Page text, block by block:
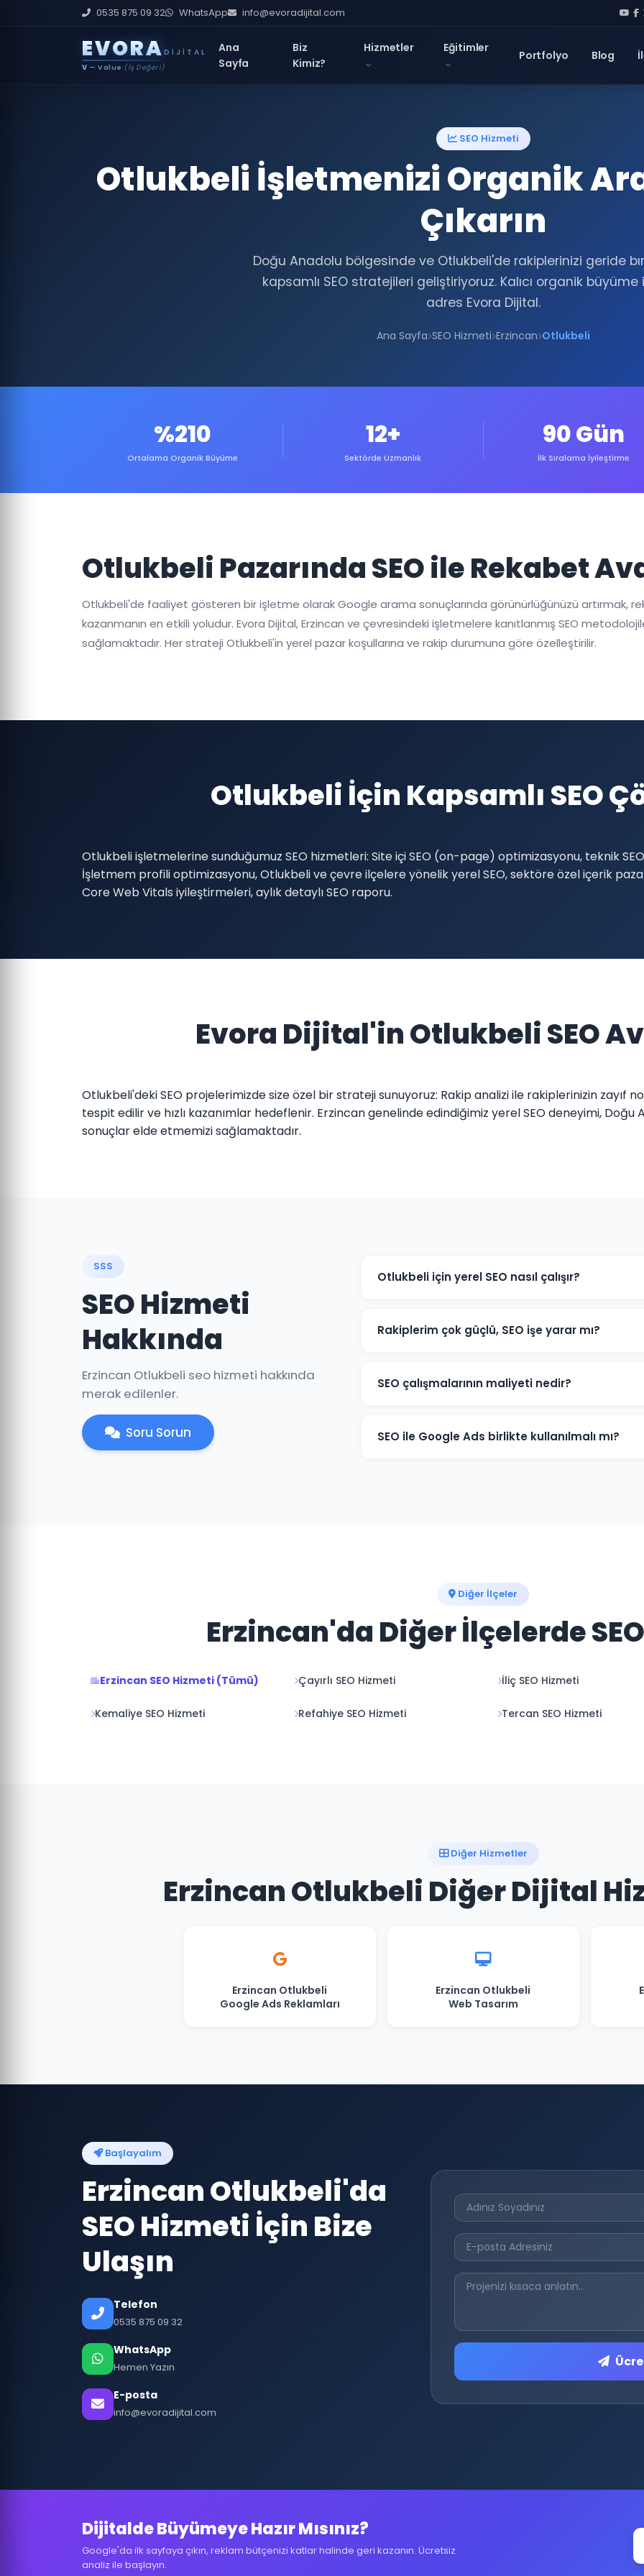
0535 875 09 32 WhatsApp info@evoradijital.com
EVORA DIJITAL
V — Value (İş Değeri)
Ana
Sayfa
Biz
Kimiz?
Hizmetler Eğitimler
Portfolyo Blog
SEO Hizmeti
Otlukbeli İşletmenizi Organik
Çıkarın
Doğu Anadolu bölgesinde ve Otlukbeli'de rakiplerinizi geride
kapsamlı SEO stratejileri geliştiriyoruz. Kalıcı organik
adres Evora Dijital.
Ana Sayfa SEO Hizmeti Erzincan Otlukbeli
%210
Ortalama Organik Büyüme
12+
Sektörde Uzmanlık
90 Gün
İlk Sıralama İyileştirme
Otlukbeli Pazarında SEO ile Rekabet
Otlukbeli'de faaliyet gösteren bir işletme olarak Google arama sonuçlarında görünürlüğünüzü artırmak,
kazanmanın en etkili yoludur. Evora Dijital, Erzincan ve çevresindeki işletmelere kanıtlanmış SEO
sağlamaktadır. Her strateji Otlukbeli'in yerel pazar koşullarına ve rakip durumuna göre özelleştirilir.
Otlukbeli İçin Kapsamlı SEO
Otlukbeli işletmelerine sunduğumuz SEO hizmetleri: Site içi SEO (on-page) optimizasyonu, teknik
İşletmem profili optimizasyonu, Otlukbeli ve çevre ilçelere yönelik yerel SEO, sektöre özel içerik
Core Web Vitals iyileştirmeleri, aylık detaylı SEO raporu.
Evora Dijital'in Otlukbeli SEO
Otlukbeli'deki SEO projelerimizde size özel bir strateji sunuyoruz: Rakip analizi ile rakiplerinizin zayıf
tespit edilir ve hızlı kazanımlar hedeflenir. Erzincan genelinde edindiğimiz yerel SEO deneyimi,
sonuçlar elde etmemizi sağlamaktadır.
SSS
SEO Hizmeti
Hakkında
Erzincan Otlukbeli seo hizmeti hakkında
merak edilenler.
Soru Sorun
Otlukbeli için yerel SEO nasıl çalışır?
kelimeleri optimize ediyoruz. Böylece "Otlukbeli +
çıkıyorsunuz.
Rakiplerim çok güçlü, SEO işe yarar mı?
kuyruklu (long-tail) anahtar kelimelerde hızlı
kelimelerde güçlenmeye çalışırız.
SEO çalışmalarının maliyeti nedir?
ve hedeflerinize göre özelleştirilmiş fiyat teklifi için
SEO ile Google Ads birlikte kullanılmalı mı?
Diğer İlçeler
Erzincan'da Diğer İlçelerde
Erzincan SEO Hizmeti (Tümü) Çayırlı SEO Hizmeti İliç SEO Hizmeti
Kemaliye SEO Hizmeti Refahiye SEO Hizmeti Tercan SEO Hizmeti
Diğer Hizmetler
Erzincan Otlukbeli Diğer Dijital
Erzincan Otlukbeli
Google Ads Reklamları
Erzincan Otlukbeli
Web Tasarım
Başlayalım
Erzincan Otlukbeli'da
SEO Hizmeti İçin Bize
Ulaşın
Telefon
0535 875 09 32
WhatsApp
Hemen Yazın
E-posta
info@evoradijital.com
Dijitalde Büyümeye Hazır Mısınız?
Google'da ilk sayfaya çıkın, reklam bütçenizi katlar halinde geri kazanın. Ücretsiz
analiz ile başlayın.